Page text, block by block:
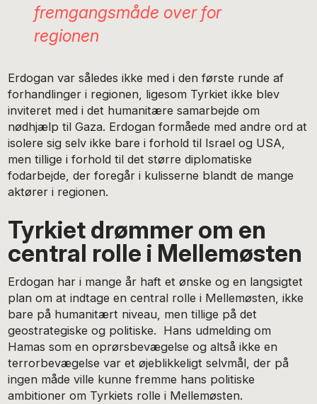
fremgangsmåde over for
regionen
Erdogan var således ikke med i den første runde af
forhandlinger i regionen, ligesom Tyrkiet ikke blev
inviteret med i det humanitære samarbejde om
nødhjælp til Gaza. Erdogan formåede med andre ord at
isolere sig selv ikke bare i forhold til Israel og USA,
men tillige i forhold til det større diplomatiske
fodarbejde, der foregår i kulisserne blandt de mange
aktører i regionen.
Tyrkiet drømmer om en
central rolle i Mellemøsten
Erdogan har i mange år haft et ønske og en langsigtet
plan om at indtage en central rolle i Mellemøsten, ikke
bare på humanitært niveau, men tillige på det
geostrategiske og politiske. Hans udmelding om
Hamas som en oprørsbevægelse og altså ikke en
terrorbevægelse var et øjeblikkeligt selvmål, der på
ingen måde ville kunne fremme hans politiske
ambitioner om Tyrkiets rolle i Mellemøsten.